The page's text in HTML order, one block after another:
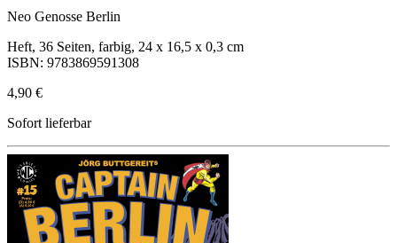
Neo Genosse Berlin
Heft, 36 Seiten, farbig, 24 x 16,5 x 0,3 cm
ISBN: 9783869591308
4,90 €
Sofort lieferbar